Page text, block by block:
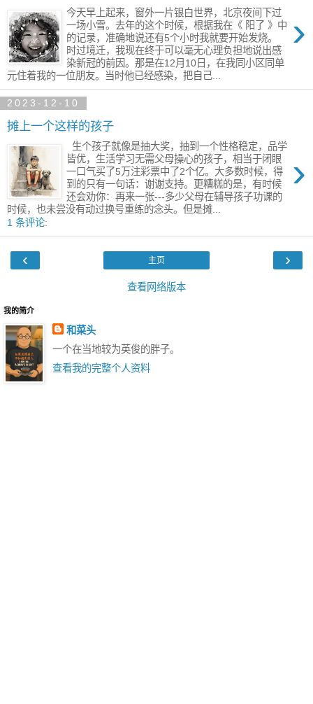
›
今天早上起来，窗外一片银白世界，北京​夜间下过
一场小雪。去年的这个时候，根据我在《 阳了 》中
的记录，准确地说​还有5个小时我就要开始发烧。
时过境迁，我现在终于可以毫无心理负担地说出​感
染新冠的前因。那是在12月10日，在我同小区同单
元住着​我的一位朋友。当时他已经感染，把自己...
2023-12-10
摊上一个这样的孩子
›
生个孩子就像是抽大奖，抽到一个性格稳定，品学
皆优，生活学习无需父母操心的孩子，相当于闭眼
一口气买了5万注彩票中了2个亿​。大多数时候，​得
到的只有一句话：谢谢​支持。更糟糕的是，有时候
还会劝​你：再来一张---多少父母在辅导孩子功课的
时候，也未尝没有动过换号重练的念头。但是摊...
1 条评论:
‹ ›
主页
查看网络版本
我的简介
和菜头
一个在当地较为英俊的胖子。
查看我的完整个人资料